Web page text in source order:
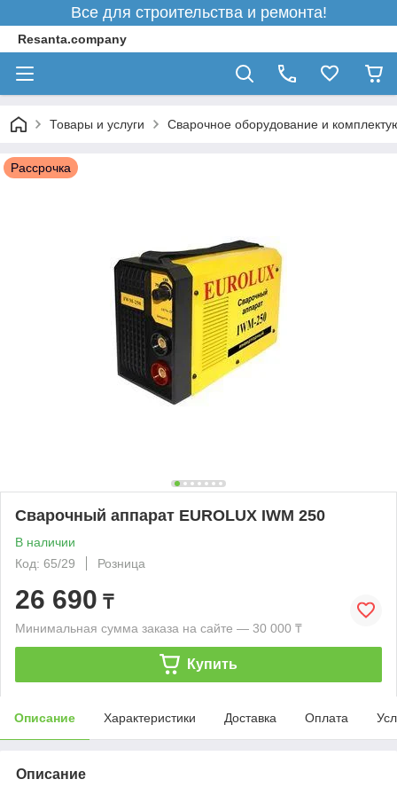
Все для строительства и ремонта!
Resanta.company
Товары и услуги Сварочное оборудование и
Рассрочка
Сварочный аппарат EUROLUX IWM 250
В наличии
Код: 65/29
Розница
26 690 ₸
Минимальная сумма заказа на сайте — 30 000 ₸
Купить
Описание Характеристики Доставка Оплата
Описание